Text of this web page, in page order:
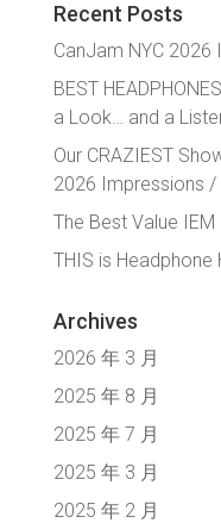
Recent Posts
CanJam NYC 2026
BEST
a Look… and a
Our CRAZIEST
2026 Impressions /
The Best Value
THIS is Headphone
Archives
2026 年 3 月
2025 年 8 月
2025 年 7 月
2025 年 3 月
2025 年 2 月